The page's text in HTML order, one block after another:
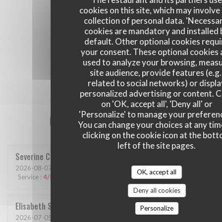
cookies on this site, which may
collection of personal data.
cookies are mandatory and installed
default. Other optional cookies
your consent. These optional cookies
used to analyze your browsing,
site audience, provide features
related to social networks) or
personalized advertising or content.
on 'OK, accept all', 'Deny all' or
'Personalize' to manage your
You can change your choices at any
clicking on the cookie icon at the
left of the site pages.
OK, accept all
Deny all cookies
Personalize
Our customer ratings
Severine C
2026-08-07
Service : 4/5 /5 Value:3/5
Elisabeth S
2026-07-05